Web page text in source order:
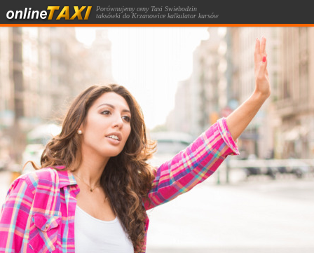
Porównujemy ceny Taxi Świebodzin
taksówki do Krzanowice kalkulator kursów
taksówką.